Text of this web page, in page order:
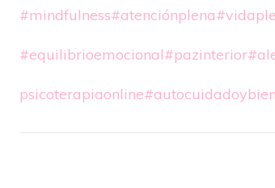
#mindfulness#atenciónplena
#equilibrioemocional#pazinterior
psicoterapiaonline